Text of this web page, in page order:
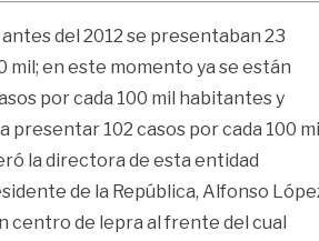
del 2012 se presentaban 23
mil; en este momento ya se están
por cada 100 mil habitantes y
presentar 102 casos por cada 100
la directora de esta entidad
de la República, Alfonso
centro de lepra al frente del cual